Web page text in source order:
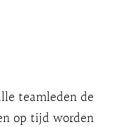
teamleden de
op tijd worden